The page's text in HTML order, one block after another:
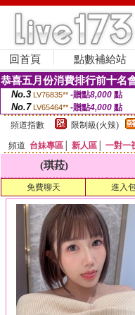
回首頁 點數補給站
恭喜五月份消費排行前十名
No.3 LV76835** -贈點8,000點
No.7 LV65464** -贈點4,000 點
頻道指數 限制級(火辣)
頻道 台妹專區 新人區 一對一
(琪菈)
免費聊天 進入